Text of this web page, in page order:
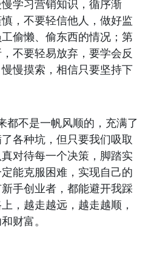
学习营销知识，循序渐
，不要轻信他人，做好监
偷懒、偷东西的情况；第
不要轻易放弃，要学会反
慢摸索，相信只要坚持下
不是一帆风顺的，充满了
各种坑，但只要我们吸取
对待每一个决策，脚踏实
能克服困难，实现自己的
手创业者，都能避开我踩
，越走越远，越走越顺，
财富。